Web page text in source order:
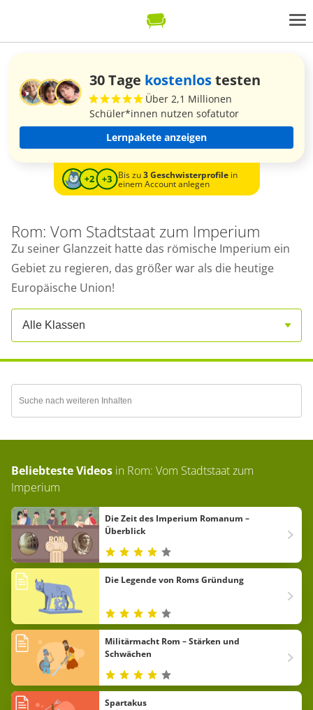
30 Tage kostenlostesten
Über 2,1 Millionen
Schüler*innen nutzen sofatutor
Lernpakete anzeigen
Bis zu3 Geschwisterprofilein
einem Account anlegen
Rom: Vom Stadtstaat zum Imperium
Zu seiner Glanzzeit hatte das römische Imperium ein
Gebiet zu regieren, das größer war als die heutige
Europäische Union!
Alle Klassen
Beliebteste Videos in Rom: Vom Stadtstaat zum
Imperium
Die Zeit des Imperium Romanum –
Überblick
Die Legende von Roms Gründung
Militärmacht Rom – Stärken und
Schwächen
Spartakus